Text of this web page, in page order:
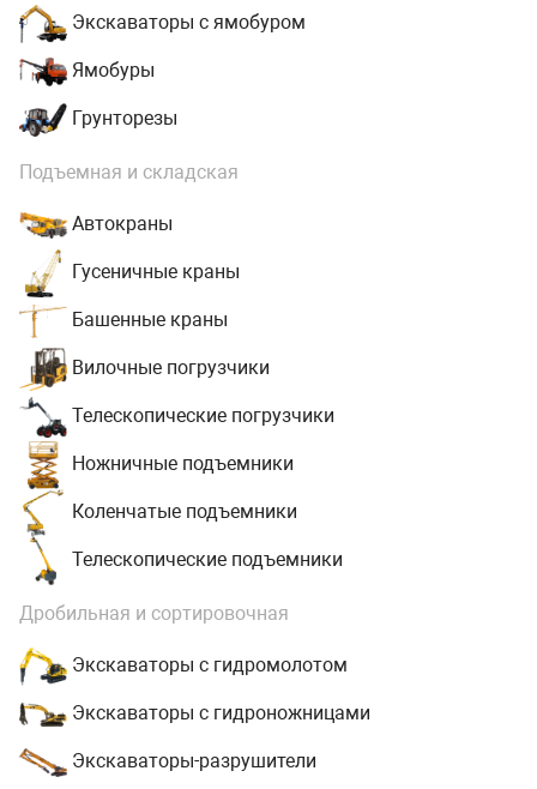
Экскаваторы с ямобуром
Ямобуры
Грунторезы
Подъемная и складская
Автокраны
Гусеничные краны
Башенные краны
Вилочные погрузчики
Телескопические погрузчики
Ножничные подъемники
Коленчатые подъемники
Телескопические подъемники
Дробильная и сортировочная
Экскаваторы с гидромолотом
Экскаваторы с гидроножницами
Экскаваторы-разрушители